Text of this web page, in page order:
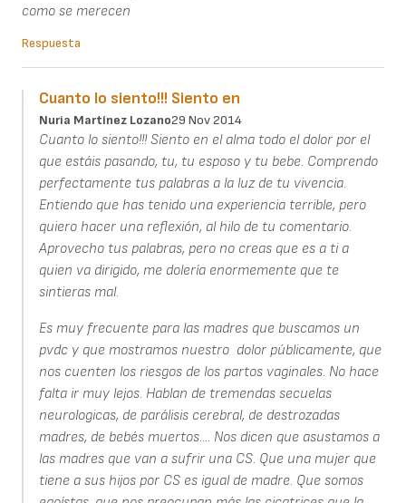
como se merecen
Respuesta
Cuanto lo siento!!! Siento en
Nuria Martínez Lozano29 Nov 2014
Cuanto lo siento!!! Siento en el alma todo el dolor por el
que estáis pasando, tu, tu esposo y tu bebe. Comprendo
perfectamente tus palabras a la luz de tu vivencia.
Entiendo que has tenido una experiencia terrible, pero
quiero hacer una reflexión, al hilo de tu comentario.
Aprovecho tus palabras, pero no creas que es a ti a
quien va dirigido, me dolería enormemente que te
sintieras mal.
Es muy frecuente para las madres que buscamos un
pvdc y que mostramos nuestro dolor públicamente, que
nos cuenten los riesgos de los partos vaginales. No hace
falta ir muy lejos. Hablan de tremendas secuelas
neurologicas, de parálisis cerebral, de destrozadas
madres, de bebés muertos.... Nos dicen que asustamos a
las madres que van a sufrir una CS. Que una mujer que
tiene a sus hijos por CS es igual de madre. Que somos